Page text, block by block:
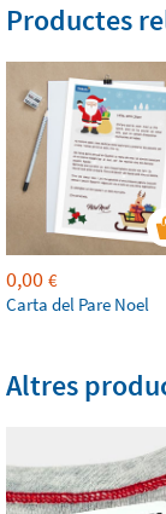
Productes
0,00 €
Carta del Pare Noel
Altres